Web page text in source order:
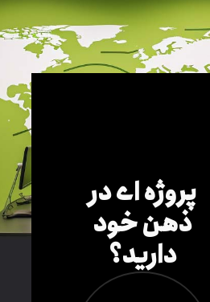
پروژه ای در
ذهن خود
دارید؟